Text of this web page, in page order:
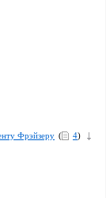
Фрэйзеру ( 4)